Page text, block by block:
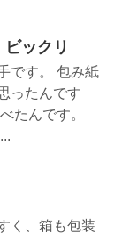
ビックリ
です。 包み紙
ったんです
たんです。
く、箱も包装